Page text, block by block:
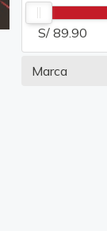
S/ 89.90
Marca